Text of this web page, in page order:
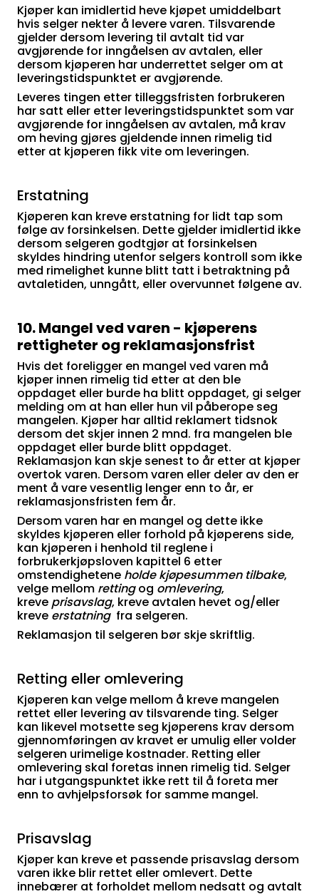
Kjøper kan imidlertid heve kjøpet umiddelbart
hvis selger nekter å levere varen. Tilsvarende
gjelder dersom levering til avtalt tid var
avgjørende for inngåelsen av avtalen, eller
dersom kjøperen har underrettet selger om at
leveringstidspunktet er avgjørende.
Leveres tingen etter tilleggsfristen forbrukeren
har satt eller etter leveringstidspunktet som var
avgjørende for inngåelsen av avtalen, må krav
om heving gjøres gjeldende innen rimelig tid
etter at kjøperen fikk vite om leveringen.
Erstatning
Kjøperen kan kreve erstatning for lidt tap som
følge av forsinkelsen. Dette gjelder imidlertid ikke
dersom selgeren godtgjør at forsinkelsen
skyldes hindring utenfor selgers kontroll som ikke
med rimelighet kunne blitt tatt i betraktning på
avtaletiden, unngått, eller overvunnet følgene av.
10. Mangel ved varen - kjøperens
rettigheter og reklamasjonsfrist
Hvis det foreligger en mangel ved varen må
kjøper innen rimelig tid etter at den ble
oppdaget eller burde ha blitt oppdaget, gi selger
melding om at han eller hun vil påberope seg
mangelen. Kjøper har alltid reklamert tidsnok
dersom det skjer innen 2 mnd. fra mangelen ble
oppdaget eller burde blitt oppdaget.
Reklamasjon kan skje senest to år etter at kjøper
overtok varen. Dersom varen eller deler av den er
ment å vare vesentlig lenger enn to år, er
reklamasjonsfristen fem år.
Dersom varen har en mangel og dette ikke
skyldes kjøperen eller forhold på kjøperens side,
kan kjøperen i henhold til reglene i
forbrukerkjøpsloven kapittel 6 etter
omstendighetene holde kjøpesummen tilbake,
velge mellom rettingog omlevering,
kreve prisavslag, kreve avtalen hevet og/eller
kreve erstatning fra selgeren.
Reklamasjon til selgeren bør skje skriftlig.
Retting eller omlevering
Kjøperen kan velge mellom å kreve mangelen
rettet eller levering av tilsvarende ting. Selger
kan likevel motsette seg kjøperens krav dersom
gjennomføringen av kravet er umulig eller volder
selgeren urimelige kostnader. Retting eller
omlevering skal foretas innen rimelig tid. Selger
har i utgangspunktet ikke rett til å foreta mer
enn to avhjelpsforsøk for samme mangel.
Prisavslag
Kjøper kan kreve et passende prisavslag dersom
varen ikke blir rettet eller omlevert. Dette
innebærer at forholdet mellom nedsatt og avtalt